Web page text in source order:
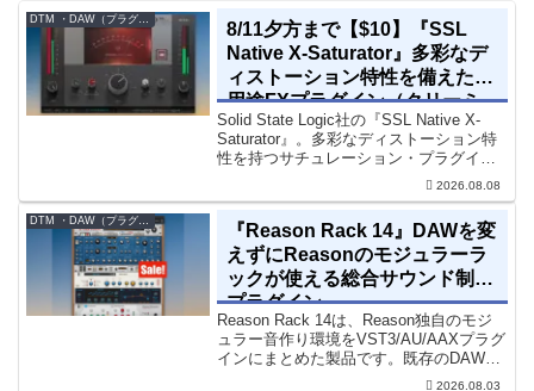
DTM ・DAW（プラグイン、シンセなど）のセール情報
8/11夕方まで【$10】『SSL
Native X-Saturator』多彩なデ
ィストーション特性を備えた多
用途FXプラグイン（クリーミ
ィ＆ウォームなサウンド）
Solid State Logic社の『SSL Native X-
Saturator』。多彩なディストーション特
性を持つサチュレーション・プラグイン
です。音楽制作者、エンジニアの間でも
評価の高い製品です。競合するサチュレ
2026.08.08
『Reason Rack 14』DAWを変
えずにReasonのモジュラーラ
ックが使える総合サウンド制作
プラグイン
Reason Rack 14は、Reason独自のモジ
ュラー音作り環境をVST3/AU/AAXプラグ
インにまとめた製品です。既存のDAWを
乗り換えることなく、68種類のシンセや
2026.08.03